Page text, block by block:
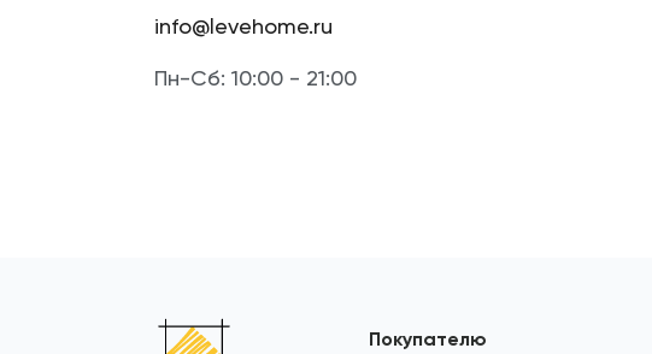
info@levehome.ru
Пн-Сб: 10:00 - 21:00
Покупателю